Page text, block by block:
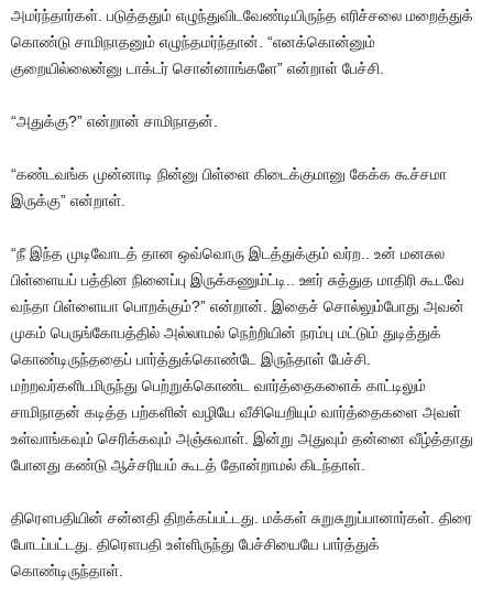
அமர்ந்தார்கள். படுத்ததும் எழுந்துவிடவேண்டியிருந்த எரிச்சலை மறைத்துக்
கொண்டு சாமிநாதனும் எழுந்தமர்ந்தான். “எனக்கொன்னும்
குறையில்லைன்னு டாக்டர் சொன்னாங்களே” என்றாள் பேச்சி.
“அதுக்கு?” என்றான் சாமிநாதன்.
“கண்டவங்க முன்னாடி நின்னு பிள்ளை கிடைக்குமானு கேக்க கூச்சமா
இருக்கு” என்றாள்.
“நீ இந்த முடிவோடத் தான ஒவ்வொரு இடத்துக்கும் வர்ற.. உன் மனசுல
பிள்ளையப் பத்தின நினைப்பு இருக்கணும்ட்டி.. ஊர் சுத்துத மாதிரி கூடவே
வந்தா பிள்ளையா பொறக்கும்?” என்றான். இதைச் சொல்லும்போது அவன்
முகம் பெருங்கோபத்தில் அல்லாமல் நெற்றியின் நரம்பு மட்டும் துடித்துக்
கொண்டிருந்ததைப் பார்த்துக்கொண்டே இருந்தாள் பேச்சி.
மற்றவர்களிடமிருந்து பெற்றுக்கொண்ட வார்த்தைகளைக் காட்டிலும்
சாமிநாதன் கடித்த பற்களின் வழியே வீசியெறியும் வார்த்தைகளை அவள்
உள்வாங்கவும் செரிக்கவும் அஞ்சுவாள். இன்று அதுவும் தன்னை வீழ்த்தாது
போனது கண்டு ஆச்சரியம் கூடத் தோன்றாமல் கிடந்தாள்.
திரௌபதியின் சன்னதி திறக்கப்பட்டது. மக்கள் சுறுசுறுப்பானார்கள். திரை
போடப்பட்டது. திரௌபதி உள்ளிருந்து பேச்சியையே பார்த்துக்
கொண்டிருந்தாள்.